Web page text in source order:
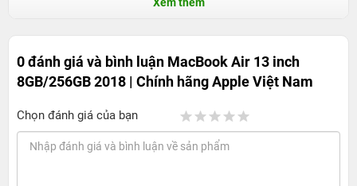
0 đánh giá và bình luận MacBook Air 13 inch
8GB/256GB 2018 | Chính hãng Apple Việt Nam
Chọn đánh giá của bạn